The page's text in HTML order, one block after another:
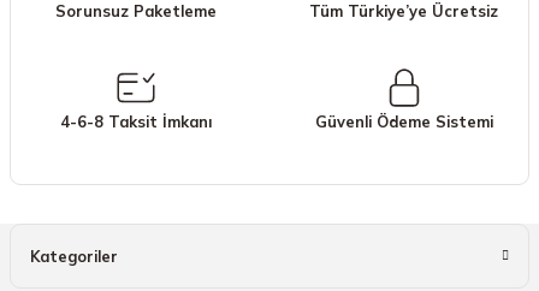
Ürün bilgilerinde hatalar bulunuyor.
Bu ürüne benzer farklı alternatifler olmalı.
Sorunsuz Paketleme Tüm Türkiye’ye Ücretsiz
4-6-8 Taksit İmkanı Güvenli Ödeme Sistemi
Kategoriler